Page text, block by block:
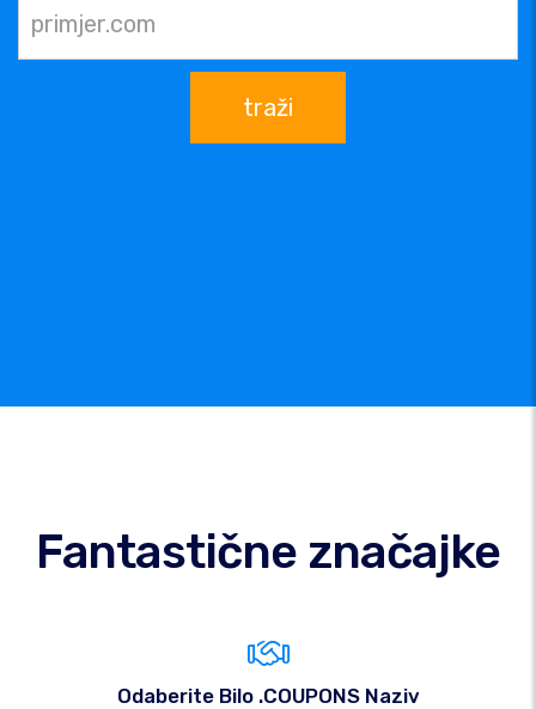
traži
Fantastične značajke
Odaberite Bilo .COUPONS Naziv